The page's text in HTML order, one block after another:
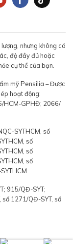
nhưng không có
độ đầy đủ hoặc
cụ thể của bạn.
mỹ Pensilia – Được
hoạt động:
HCM-GPHĐ; 2066/
SYTHCM, số
số
số
số
915/QĐ-SYT;
1271/QĐ-SYT, số